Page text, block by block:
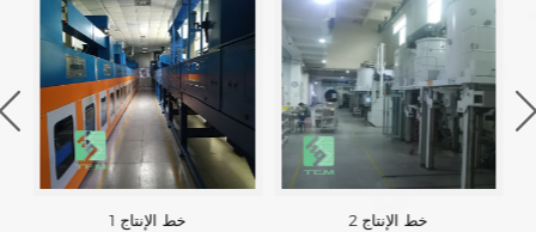
خط الإنتاج 1 خط الإنتاج 2